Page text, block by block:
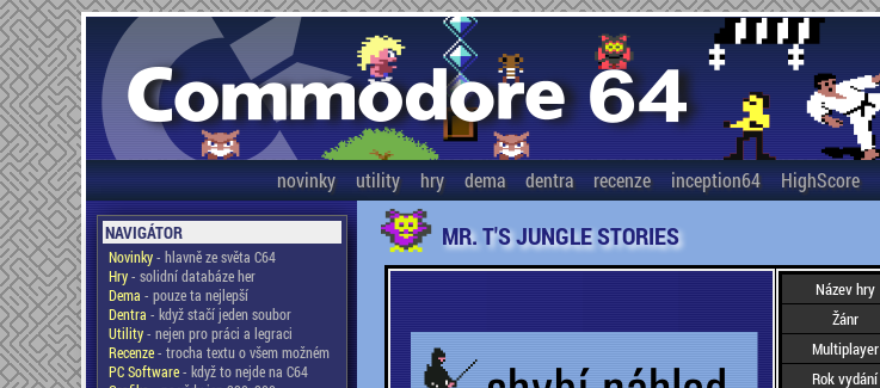
novinky utility hry dema dentra recenze inception64 HighScore
NAVIGÁTOR
Novinky- hlavně ze světa C64
Hry- solidní databáze her
Dema - pouze ta nejlepší
Dentra - když stačí jeden soubor
Utility- nejen pro práci a legraci
Recenze- trocha textu o všem možném
PC Software- když to nejde na C64
MR. T'S JUNGLE STORIES
Název hry
Žánr
Multiplayer
Rok vydání